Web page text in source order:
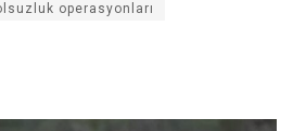
operasyonları